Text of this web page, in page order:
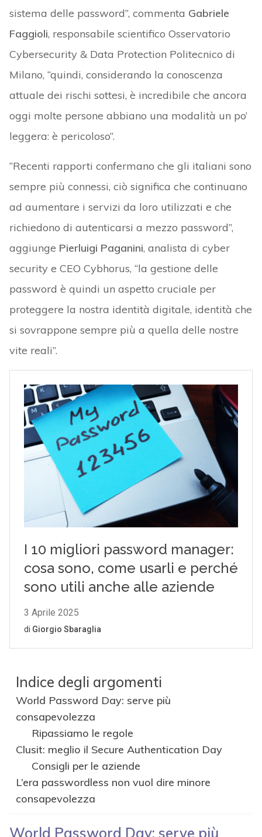
sistema delle password”, commenta Gabriele
Faggioli, responsabile scientifico Osservatorio
Cybersecurity & Data Protection Politecnico di
Milano, “quindi, considerando la conoscenza
attuale dei rischi sottesi, è incredibile che ancora
oggi molte persone abbiano una modalità un po’
leggera: è pericoloso”.
“Recenti rapporti confermano che gli italiani sono
sempre più connessi, ciò significa che continuano
ad aumentare i servizi da loro utilizzati e che
richiedono di autenticarsi a mezzo password”,
aggiunge Pierluigi Paganini, analista di cyber
security e CEO Cybhorus, “la gestione delle
password è quindi un aspetto cruciale per
proteggere la nostra identità digitale, identità che
si sovrappone sempre più a quella delle nostre
vite reali”.
Indice degli argomenti
World Password Day: serve più
consapevolezza
Ripassiamo le regole
Clusit: meglio il Secure Authentication Day
Consigli per le aziende
L’era passwordless non vuol dire minore
consapevolezza
World Password Day: serve più